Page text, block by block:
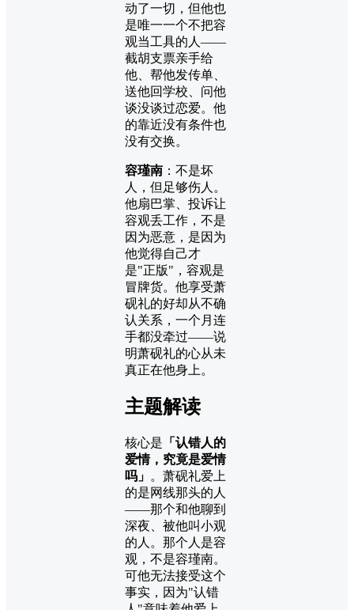
动了一切，但他也
是唯一一个不把容
观当工具的人——
截胡支票亲手给
他、帮他发传单、
送他回学校、问他
谈没谈过恋爱。他
的靠近没有条件也
没有交换。
容瑾南 ：不是坏
人，但足够伤人。
他扇巴掌、投诉让
容观丢工作，不是
因为恶意，是因为
他觉得自己才
是"正版"，容观是
冒牌货。他享受萧
砚礼的好却从不确
认关系，一个月连
手都没牵过——说
明萧砚礼的心从未
真正在他身上。
主题解读
核心是 「认错人的
爱情，究竟是爱情
吗」 。萧砚礼爱上
的是网线那头的人
——那个和他聊到
深夜、被他叫小观
的人。那个人是容
观，不是容瑾南。
可他无法接受这个
事实，因为"认错